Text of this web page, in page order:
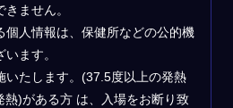
ません。
人情報は、保健所などの公的機
ます。
たします。(37.5度以上の発熱
)がある方 は、入場をお断り致